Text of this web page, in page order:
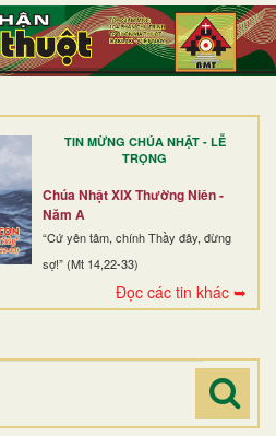
TIN MỪNG CHÚA NHẬT - LỄ
TRỌNG
Chúa Nhật XIX Thường Niên -
Năm A
“Cứ yên tâm, chính Thầy đây, đừng
sợ!” (Mt 14,22-33)
Đọc các tin khác ➥